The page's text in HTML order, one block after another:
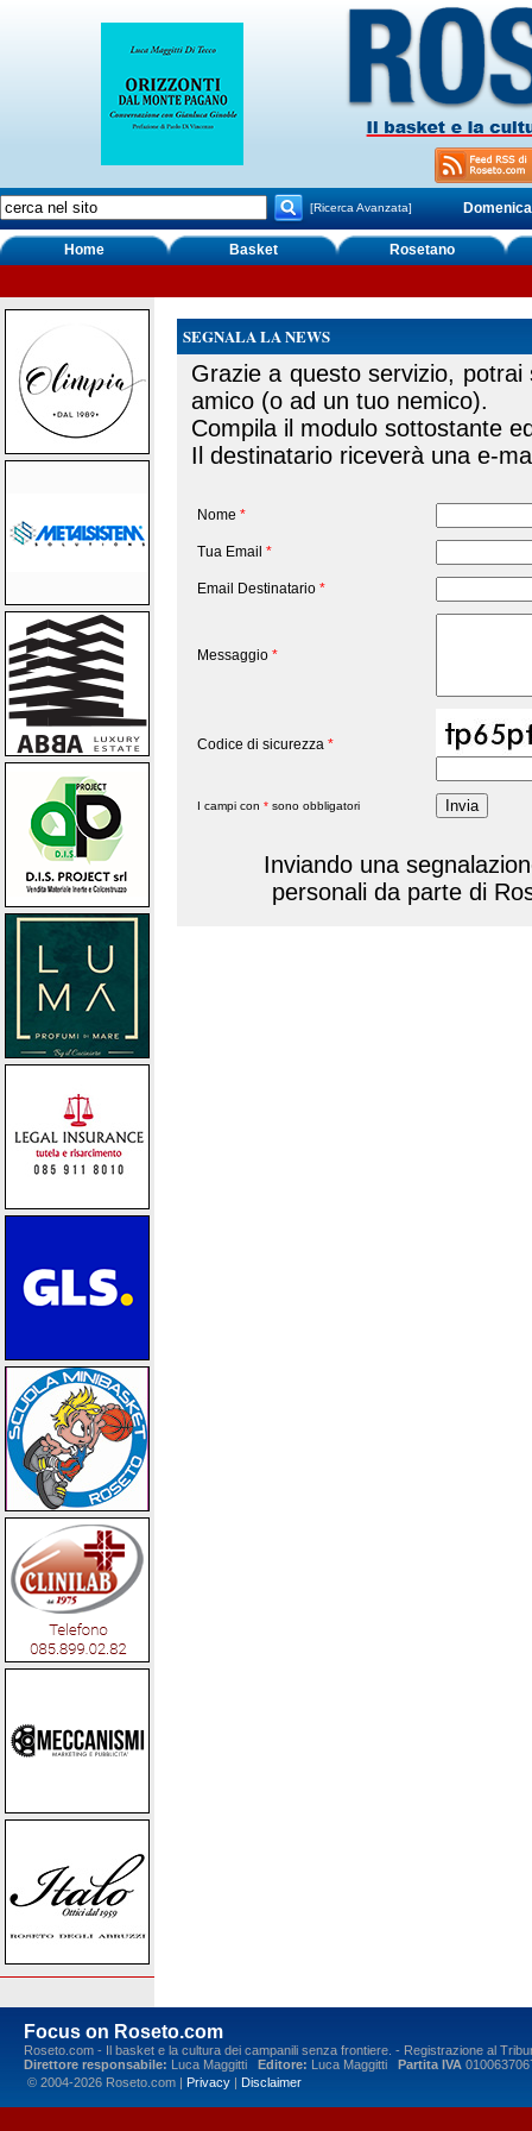
[Ricerca Avanzata]
Home Basket Rosetano
SEGNALA LA NEWS
Grazie a questo servizio,
amico (o ad un tuo nemico).
Compila il modulo sottostante
Il destinatario riceverà una e-
Nome *
Tua Email *
Email Destinatario *
Messaggio *
Codice di sicurezza *
I campi con *sono obbligatori
Inviando una
personali da parte di
Focus on Roseto.com
Roseto.com - Il basket e la cultura dei campanili senza frontiere. - Registrazione al
Direttore responsabile: Luca Maggitti Editore: Luca Maggitti Partita IVA
© 2004-2026 Roseto.com | Privacy | Disclaimer